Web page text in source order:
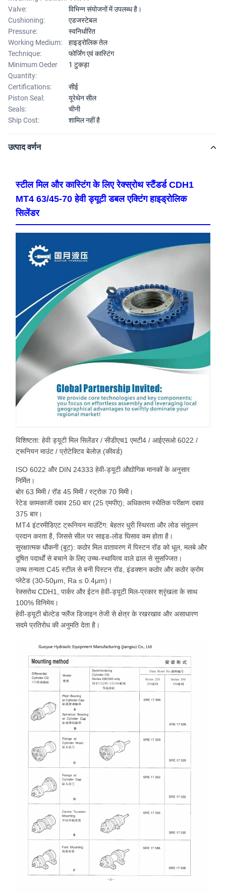
Valve:
विभिन्न संयोजनों में उपलब्ध है।
Cushioning:
एडजस्टेबल
Pressure:
स्वनिर्धारित
Working Medium:
हाइड्रोलिक तेल
Technique:
फोर्जिंग एवं कास्टिंग
Minimum Oeder
Quantity:
1 टुकड़ा
Certifications:
सीई
Piston Seal:
यूरेथेन सील
Seals:
चीनी
Ship Cost:
शामिल नहीं है
उत्पाद वर्णन
स्टील मिल और कास्टिंग के लिए रेक्स्रोथ स्टैंडर्ड CDH1
MT4 63/45-70 हेवी ड्यूटी डबल एक्टिंग हाइड्रोलिक
सिलेंडर
विशिष्टता: हेवी ड्यूटी मिल सिलेंडर / सीडीएच1 एमटी4 / आईएसओ 6022 /
ट्रूनियन माउंट / प्रोटेक्टिव बेलोज़ (कीवर्ड)
ISO 6022 और DIN 24333 हेवी-ड्यूटी औद्योगिक मानकों के अनुसार
निर्मित।
बोर 63 मिमी / रॉड 45 मिमी / स्ट्रोक 70 मिमी।
रेटेड कामकाजी दबाव 250 बार (25 एमपीए); अधिकतम स्थैतिक परीक्षण दबाव
375 बार।
MT4 इंटरमीडिएट ट्रूनियन माउंटिंग: बेहतर धुरी स्थिरता और लोड संतुलन
प्रदान करता है, जिससे सील पर साइड-लोड घिसाव कम होता है।
सुरक्षात्मक धौंकनी (बूट): कठोर मिल वातावरण में पिस्टन रॉड को धूल, मलबे और
दूषित पदार्थों से बचाने के लिए उच्च-स्थायित्व वाले ढाल से सुसज्जित।
उच्च तन्यता C45 स्टील से बनी पिस्टन रॉड, इंडक्शन कठोर और कठोर क्रोम
प्लेटेड (30-50μm, Ra ≤ 0.4μm)।
रेक्सरोथ CDH1, पार्कर और ईटन हेवी-ड्यूटी मिल-प्रकार श्रृंखला के साथ
100% विनिमेय।
हेवी-ड्यूटी बोल्टेड फ्लैंज डिजाइन तेजी से क्षेत्र के रखरखाव और असाधारण
सदमे प्रतिरोध की अनुमति देता है।